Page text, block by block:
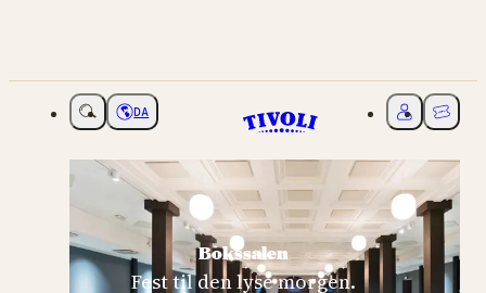
Vælg sprog
DA Mit Tivoli
Bokssalen
Fest til den lyse morgen.